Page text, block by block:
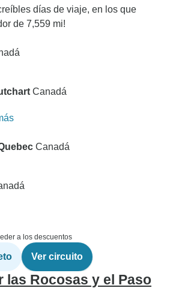
días de viaje, en los que
de 7,559 mi!
Canadá
Canadá
a los descuentos
Ver circuito
las Rocosas y el Paso